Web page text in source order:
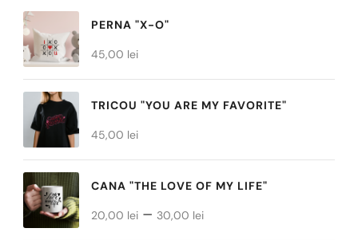
variații.
Opțiunile
pot
fi
alese
în
pagina
produsului.
PERNA "X-O"
45,00 lei
TRICOU "YOU ARE MY FAVORITE"
45,00 lei
CANA "THE LOVE OF MY LIFE"
20,00 lei – 30,00 leiInterval